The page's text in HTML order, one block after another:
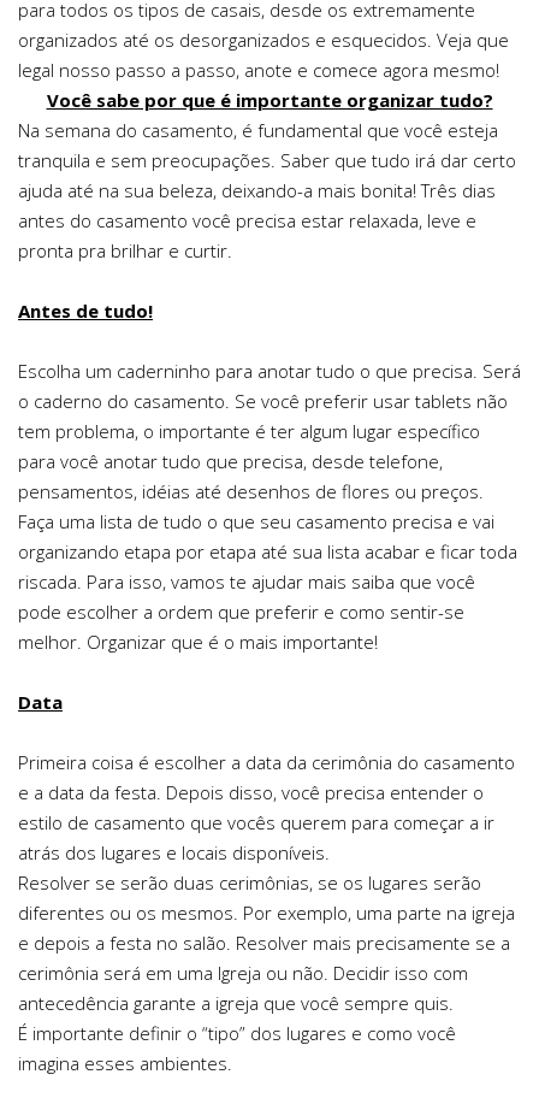
para todos os tipos de casais, desde os extremamente
organizados até os desorganizados e esquecidos. Veja que
legal nosso passo a passo, anote e comece agora mesmo!
Você sabe por que é importante organizar tudo?
Na semana do casamento, é fundamental que você esteja
tranquila e sem preocupações. Saber que tudo irá dar certo
ajuda até na sua beleza, deixando-a mais bonita! Três dias
antes do casamento você precisa estar relaxada, leve e
pronta pra brilhar e curtir.
Antes de tudo!
Escolha um caderninho para anotar tudo o que precisa. Será
o caderno do casamento. Se você preferir usar tablets não
tem problema, o importante é ter algum lugar específico
para você anotar tudo que precisa, desde telefone,
pensamentos, idéias até desenhos de flores ou preços.
Faça uma lista de tudo o que seu casamento precisa e vai
organizando etapa por etapa até sua lista acabar e ficar toda
riscada. Para isso, vamos te ajudar mais saiba que você
pode escolher a ordem que preferir e como sentir-se
melhor. Organizar que é o mais importante!
Data
Primeira coisa é escolher a data da cerimônia do casamento
e a data da festa. Depois disso, você precisa entender o
estilo de casamento que vocês querem para começar a ir
atrás dos lugares e locais disponíveis.
Resolver se serão duas cerimônias, se os lugares serão
diferentes ou os mesmos. Por exemplo, uma parte na igreja
e depois a festa no salão. Resolver mais precisamente se a
cerimônia será em uma Igreja ou não. Decidir isso com
antecedência garante a igreja que você sempre quis.
É importante definir o “tipo” dos lugares e como você
imagina esses ambientes.